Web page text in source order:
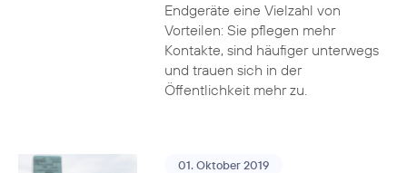
Endgeräte eine Vielzahl von
Vorteilen: Sie pflegen mehr
Kontakte, sind häufiger unterwegs
und trauen sich in der
Öffentlichkeit mehr zu.
01. Oktober 2019